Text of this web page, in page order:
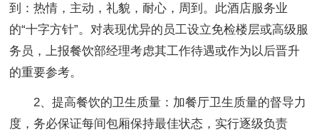
到：热情，主动，礼貌，耐心，周到。此酒店服务业
的“十字方针”。对表现优异的员工设立免检楼层或高级服
务员，上报餐饮部经理考虑其工作待遇或作为以后晋升
的重要参考。
2、提高餐饮的卫生质量：加餐厅卫生质量的督导力
度，务必保证每间包厢保持最佳状态，实行逐级负责